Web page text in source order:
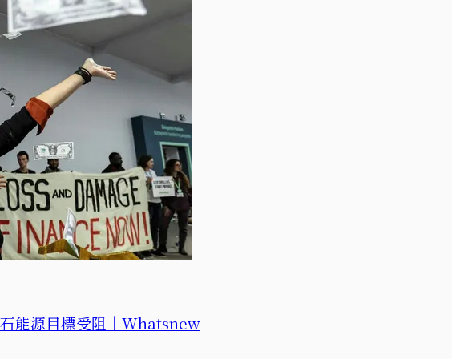
能源目標受阻｜Whatsnew